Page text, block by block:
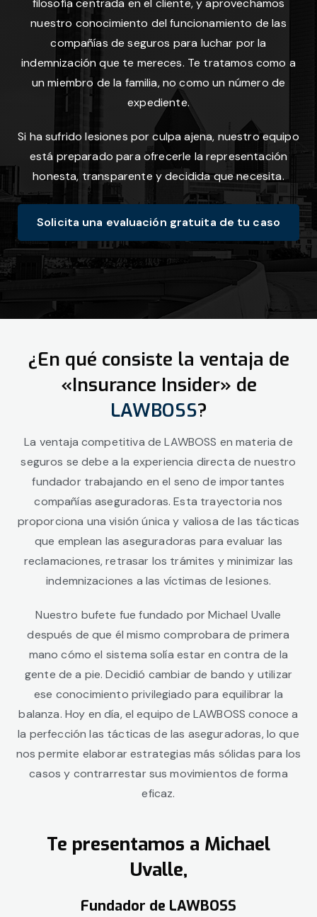
filosofía centrada en el cliente, y aprovechamos
nuestro conocimiento del funcionamiento de las
compañías de seguros para luchar por la
indemnización que te mereces. Te tratamos como a
un miembro de la familia, no como un número de
expediente.
Si ha sufrido lesiones por culpa ajena, nuestro equipo
está preparado para ofrecerle la representación
honesta, transparente y decidida que necesita.
Solicita una evaluación gratuita de tu caso
¿En qué consiste la ventaja de
«Insurance Insider» de
LAWBOSS?
La ventaja competitiva de LAWBOSS en materia de
seguros se debe a la experiencia directa de nuestro
fundador trabajando en el seno de importantes
compañías aseguradoras. Esta trayectoria nos
proporciona una visión única y valiosa de las tácticas
que emplean las aseguradoras para evaluar las
reclamaciones, retrasar los trámites y minimizar las
indemnizaciones a las víctimas de lesiones.
Nuestro bufete fue fundado por Michael Uvalle
después de que él mismo comprobara de primera
mano cómo el sistema solía estar en contra de la
gente de a pie. Decidió cambiar de bando y utilizar
ese conocimiento privilegiado para equilibrar la
balanza. Hoy en día, el equipo de LAWBOSS conoce a
la perfección las tácticas de las aseguradoras, lo que
nos permite elaborar estrategias más sólidas para los
casos y contrarrestar sus movimientos de forma
eficaz.
Te presentamos a Michael
Uvalle,
Fundador de LAWBOSS